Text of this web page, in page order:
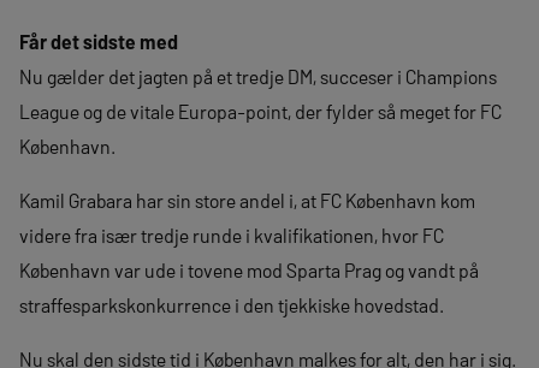
Får det sidste med
Nu gælder det jagten på et tredje DM, succeser i Champions
League og de vitale Europa-point, der fylder så meget for FC
København.
Kamil Grabara har sin store andel i, at FC København kom
videre fra især tredje runde i kvalifikationen, hvor FC
København var ude i tovene mod Sparta Prag og vandt på
straffesparkskonkurrence i den tjekkiske hovedstad.
Nu skal den sidste tid i København malkes for alt, den har i sig.